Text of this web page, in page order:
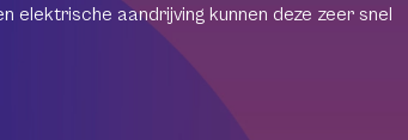
elektrische aandrijving kunnen deze zeer snel